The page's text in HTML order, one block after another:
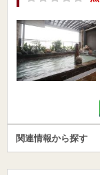
関連情報から探す